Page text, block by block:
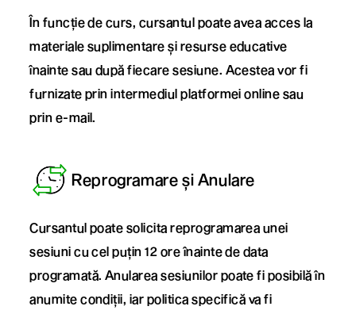
În funcție de curs, cursantul poate avea acces la
materiale suplimentare și resurse educative
înainte sau după fiecare sesiune. Acestea vor fi
furnizate prin intermediul platformei online sau
prin e-mail.
Reprogramare și Anulare
Cursantul poate solicita reprogramarea unei
sesiuni cu cel puțin 12 ore înainte de data
programată. Anularea sesiunilor poate fi posibilă în
anumite condiții, iar politica specifică va fi